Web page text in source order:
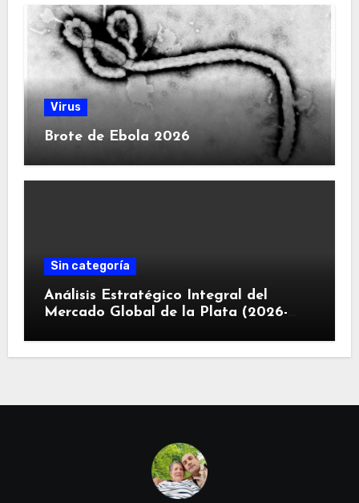
Virus
Brote de Ebola 2026
Sin categoría
Análisis Estratégico Integral del
Mercado Global de la Plata (2026-
Estructural, Revolución Industrial